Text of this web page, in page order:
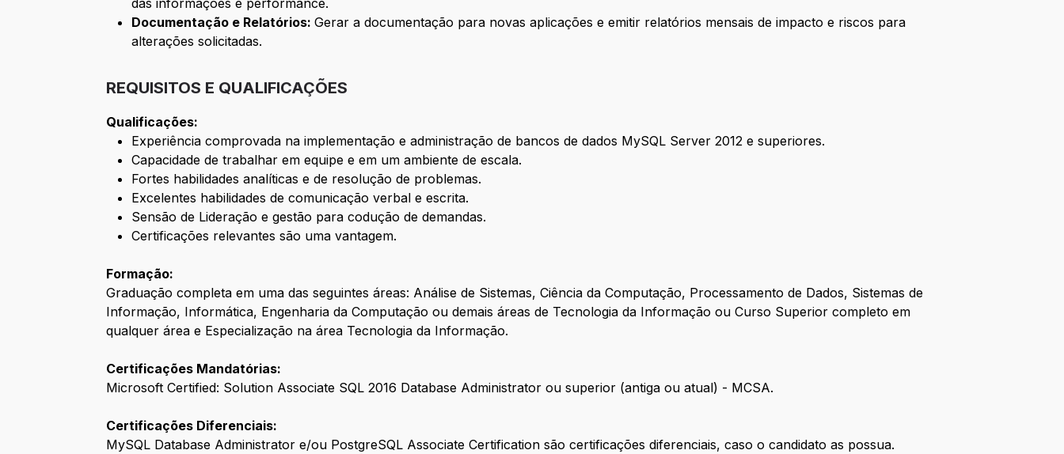
das informações e performance.
Documentação e Relatórios:Gerar a documentação para novas aplicações e emitir relatórios mensais de impacto e riscos para
alterações solicitadas.
REQUISITOS E QUALIFICAÇÕES
Qualificações:
Experiência comprovada na implementação e administração de bancos de dados MySQL Server 2012 e superiores.
Capacidade de trabalhar em equipe e em um ambiente de escala.
Fortes habilidades analíticas e de resolução de problemas.
Excelentes habilidades de comunicação verbal e escrita.
Sensão de Lideração e gestão para codução de demandas.
Certificações relevantes são uma vantagem.
Formação:
Graduação completa em uma das seguintes áreas: Análise de Sistemas, Ciência da Computação, Processamento de Dados, Sistemas de
Informação, Informática, Engenharia da Computação ou demais áreas de Tecnologia da Informação ou Curso Superior completo em
qualquer área e Especialização na área Tecnologia da Informação.
Certificações Mandatórias:
Microsoft Certified: Solution Associate SQL 2016 Database Administrator ou superior (antiga ou atual) - MCSA.
Certificações Diferenciais:
MySQL Database Administrator e/ou PostgreSQL Associate Certification são certificações diferenciais, caso o candidato as possua.